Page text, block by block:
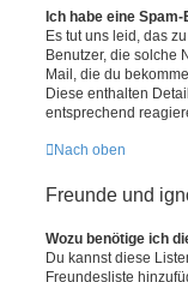
Ich habe eine
Es tut uns leid, das
Benutzer, die solche
Mail, die du
Diese enthalten
entsprechend
Nach oben
Freunde und
Wozu benötige ich
Du kannst diese
Freundesliste